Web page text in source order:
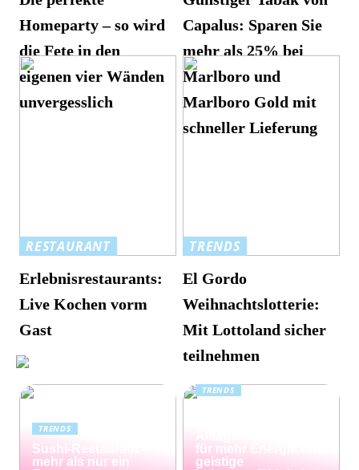
Homeparty – so wird
die Fete in den
eigenen vier Wänden
unvergesslich
Capalus: Sparen Sie
mehr als 25% bei
Marlboro und
Marlboro Gold mit
schneller Lieferung
RESTAURANT
Erlebnisrestaurants:
Live Kochen vorm
Gast
TRENDS
El Gordo
Weihnachtslotterie:
Mit Lottoland sicher
teilnehmen
TRENDS
Sushi-Restaurant –
mehr als nur ein
TRENDS
für mehr Energie und
geistige